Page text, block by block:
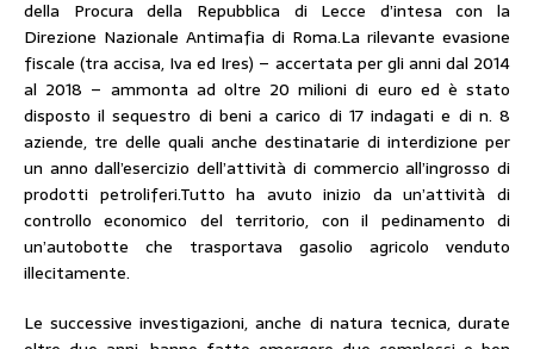
della Procura della Repubblica di Lecce d’intesa con la
Direzione Nazionale Antimafia di Roma.La rilevante evasione
fiscale (tra accisa, Iva ed Ires) – accertata per gli anni dal 2014
al 2018 – ammonta ad oltre 20 milioni di euro ed è stato
disposto il sequestro di beni a carico di 17 indagati e di n. 8
aziende, tre delle quali anche destinatarie di interdizione per
un anno dall’esercizio dell’attività di commercio all’ingrosso di
prodotti petroliferi.Tutto ha avuto inizio da un’attività di
controllo economico del territorio, con il pedinamento di
un’autobotte che trasportava gasolio agricolo venduto
illecitamente.
Le successive investigazioni, anche di natura tecnica, durate